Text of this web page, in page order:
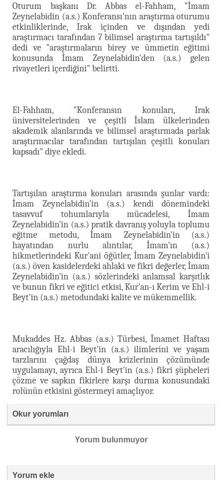
Oturum başkanı Dr. Abbas el-Fahham, "İmam
Zeynelabidin (a.s.) Konferansı'nın araştırma oturumu
etkinliklerinde, Irak içinden ve dışından yedi
araştırmacı tarafından 7 bilimsel araştırma tartışıldı"
dedi ve "araştırmaların birey ve ümmetin eğitimi
konusunda İmam Zeynelabidin'den (a.s.) gelen
rivayetleri içerdiğini" belirtti.
El-Fahham, "Konferansın konuları, Irak
üniversitelerinden ve çeşitli İslam ülkelerinden
akademik alanlarında ve bilimsel araştırmada parlak
araştırmacılar tarafından tartışılan çeşitli konuları
kapsadı" diye ekledi.
Tartışılan araştırma konuları arasında şunlar vardı:
İmam Zeynelabidin'in (a.s.) kendi dönemindeki
tasavvuf tohumlarıyla mücadelesi, İmam
Zeynelabidin'in (a.s.) pratik davranış yoluyla toplumu
eğitme metodu, İmam Zeynelabidin'in (a.s.)
hayatından nurlu alıntılar, İmam'ın (a.s.)
hikmetlerindeki Kur'ani öğütler, İmam Zeynelabidin'i
(a.s.) öven kasidelerdeki ahlaki ve fikri değerler, İmam
Zeynelabidin'in (a.s.) sözlerindeki anlamsal karşıtlık
ve bunun fikri ve eğitici etkisi, Kur'an-ı Kerim ve Ehl-i
Beyt'in (a.s.) metodundaki kalite ve mükemmellik.
Mukaddes Hz. Abbas (a.s.) Türbesi, İmamet Haftası
aracılığıyla Ehl-i Beyt'in (a.s.) ilimlerini ve yaşam
tarzlarını çağdaş dünya krizlerinin çözümünde
uygulamayı, ayrıca Ehl-i Beyt'in (a.s.) fikri şüpheleri
çözme ve sapkın fikirlere karşı durma konusundaki
rolünün etkisini göstermeyi amaçlıyor.
Okur yorumları
Yorum bulunmuyor
Yorum ekle